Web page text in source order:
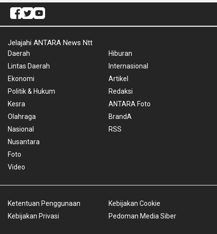
Jelajahi ANTARA News Ntt
Daerah
Lintas Daerah
Ekonomi
Politik & Hukum
Kesra
Olahraga
Nasional
Nusantara
Foto
Video
Hiburan
Internasional
Artikel
Redaksi
ANTARA Foto
BrandA
RSS
Ketentuan Penggunaan
Kebijakan Privasi
Kebijakan Cookie
Pedoman Media Siber